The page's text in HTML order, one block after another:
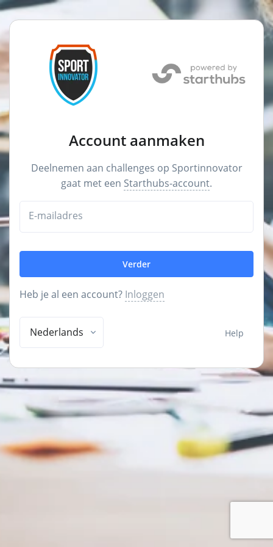
Account aanmaken
Deelnemen aan challenges op Sportinnovator
gaat met een Starthubs-account.
E-mailadres
Verder
Heb je al een account? Inloggen
Nederlands Help